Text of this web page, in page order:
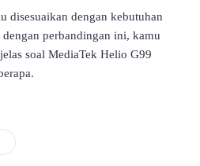
disesuaikan dengan kebutuhan
perbandingan ini, kamu
soal MediaTek Helio G99